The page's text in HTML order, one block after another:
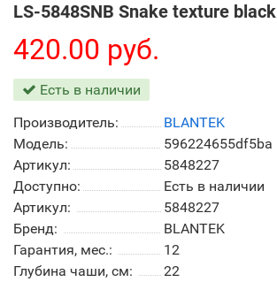
LS-5848SNB Snake texture black
420.00 руб.
Есть в наличии
Производитель:
BLANTEK
Модель:
596224655df5ba
Артикул:
5848227
Доступно:
Есть в наличии
Артикул:
5848227
Бренд:
BLANTEK
Гарантия, мес.:
12
Глубина чаши, см:
22